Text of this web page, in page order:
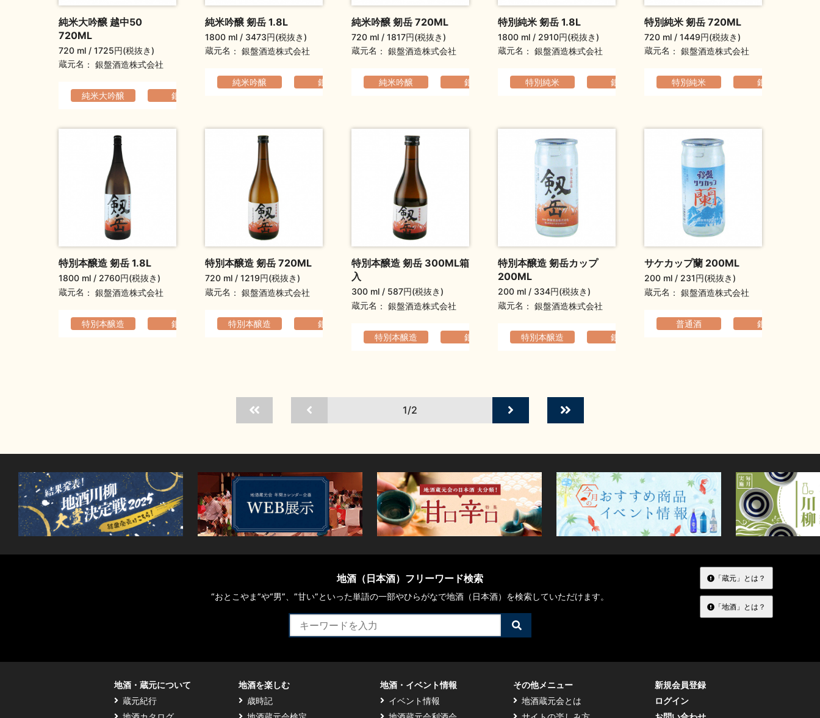
純米大吟醸 越中50
720ML
720 ml
1725円(税抜き)
蔵元名
銀盤酒造株式会社
純米大吟醸 銀盤
純米吟醸 剱岳 1.8L
1800 ml
3473円(税抜き)
蔵元名
銀盤酒造株式会社
純米吟醸 銀盤 軽快でなめらか
純米吟醸 剱岳 720ML
720 ml
1817円(税抜き)
蔵元名
銀盤酒造株式会社
純米吟醸 銀盤 軽快でなめらか
特別純米 剱岳 1.8L
1800 ml
2910円(税抜き)
蔵元名
銀盤酒造株式会社
特別純米 銀盤 ふくよか ふくよか
特別純米 剱岳 720ML
720 ml
1449円(税抜き)
蔵元名
銀盤酒造株式会社
特別純米 銀盤
特別本醸造 剱岳 1.8L
1800 ml
2760円(税抜き)
蔵元名
銀盤酒造株式会社
特別本醸造 銀盤 すっきり 爽やか
特別本醸造 剱岳 720ML
720 ml
1219円(税抜き)
蔵元名
銀盤酒造株式会社
特別本醸造 銀盤
特別本醸造 剱岳 300ML箱
入
300 ml
587円(税抜き)
蔵元名
銀盤酒造株式会社
特別本醸造 銀盤 すっきり 爽やか
特別本醸造 剱岳カップ
200ML
200 ml
334円(税抜き)
蔵元名
銀盤酒造株式会社
特別本醸造 銀盤
サケカップ蘭 200ML
200 ml
231円(税抜き)
蔵元名
銀盤酒造株式会社
普通酒 銀盤
1/2
地酒（日本酒）フリーワード検索
“おとこやま”や“男”、”甘い”といった単語の一部やひらがなで地酒（日本酒）を検索していただけます。
検
索
「蔵元」とは？
「地酒」とは？
地酒・蔵元について
蔵元紀行
地酒を楽しむ
歳時記
地酒・イベント情報
イベント情報
その他メニュー
地酒蔵元会とは
新規会員登録
ログイン